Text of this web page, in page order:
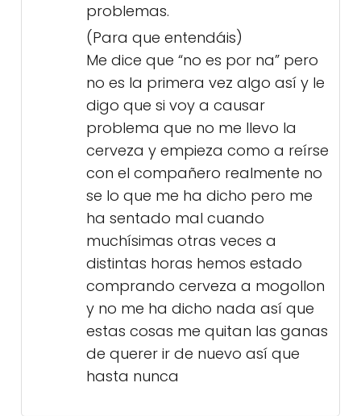
problemas.
(Para que entendáis)
Me dice que “no es por na” pero
no es la primera vez algo así y le
digo que si voy a causar
problema que no me llevo la
cerveza y empieza como a reírse
con el compañero realmente no
se lo que me ha dicho pero me
ha sentado mal cuando
muchísimas otras veces a
distintas horas hemos estado
comprando cerveza a mogollon
y no me ha dicho nada así que
estas cosas me quitan las ganas
de querer ir de nuevo así que
hasta nunca